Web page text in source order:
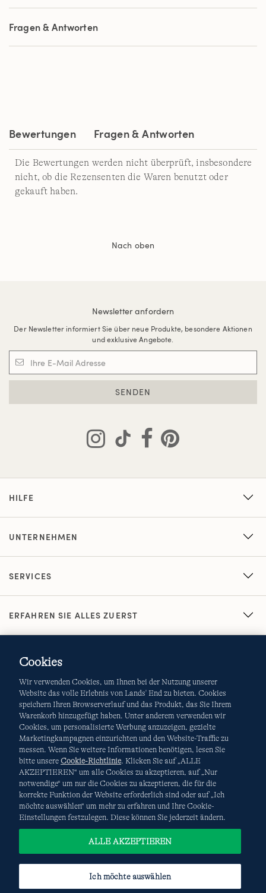
Link
derselben
Fragen & Antworten
Bewertungen Fragen & Antworten
Die Bewertungen werden nicht überprüft, insbesondere
nicht, ob die Rezensenten die Waren benutzt oder
gekauft haben.
Nach oben
Newsletter anfordern
Der Newsletter informiert Sie über neue Produkte, besondere Aktionen
und exklusive Angebote.
SENDEN
HILFE
UNTERNEHMEN
SERVICES
ERFAHREN SIE ALLES ZUERST
AGB Datenschutz & Sicherheit
Cookies-Ich möchte auswählen Site Map
Internationale Websites
Diese Website ist durch reCAPTCHA geschützt. Es gelten die
DatenschutzerklärungundNutzungsbedingungen
Google.
Cookies
Wir verwenden Cookies, um Ihnen bei der Nutzung unserer
Website das volle Erlebnis von Lands' End zu bieten. Cookies
speichern Ihren Browserverlauf und das Produkt, das Sie Ihrem
Warenkorb hinzugefügt haben. Unter anderem verwenden wir
Cookies, um personalisierte Werbung anzuzeigen, gezielte
Marketingkampagnen einzurichten und den Website-Traffic zu
messen. Wenn Sie weitere Informationen benötigen, lesen Sie
bitte unsere Cookie-Richtlinie. Klicken Sie auf „ALLE
AKZEPTIEREN“ um alle Cookies zu akzeptieren, auf „Nur
notwendige“ um nur die Cookies zu akzeptieren, die für die
korrekte Funktion der Website erforderlich sind oder auf „Ich
möchte auswählen“ um mehr zu erfahren und Ihre Cookie-
Einstellungen festzulegen. Diese können Sie jederzeit ändern.
Ich möchte auswählen
ALLE AKZEPTIEREN